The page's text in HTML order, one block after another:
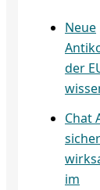
Neue
der
Chat
im